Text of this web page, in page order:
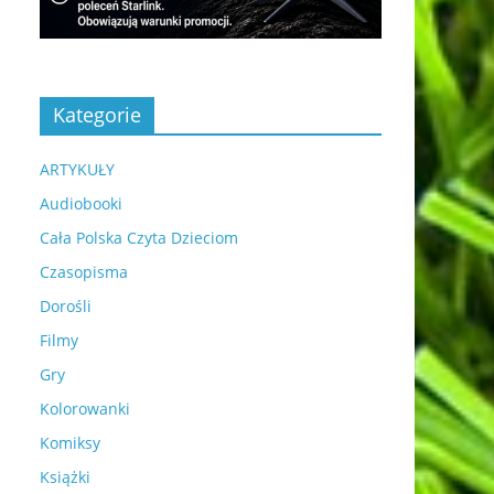
Kategorie
ARTYKUŁY
Audiobooki
Cała Polska Czyta Dzieciom
Czasopisma
Dorośli
Filmy
Gry
Kolorowanki
Komiksy
Książki